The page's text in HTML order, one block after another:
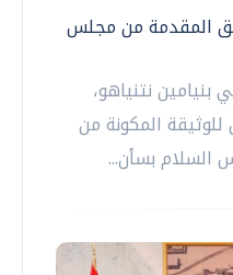
المقدمة من مجلس
بنيامين نتنياهو،
المكونة من